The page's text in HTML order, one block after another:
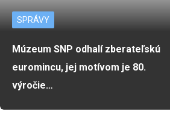
SPRÁVY
Múzeum SNP odhalí zberateľskú
euromincu, jej motívom je 80.
výročie…